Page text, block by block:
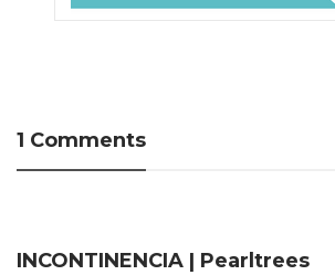
1 Comments
INCONTINENCIA | Pearltrees